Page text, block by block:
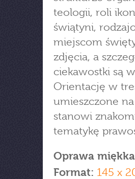
teologii, roli
świątyni,
miejscom
zdjęcia, a
ciekawostki są
Orientację w
umieszczone
stanowi
tematykę
Oprawa miękka
Format: 145 x